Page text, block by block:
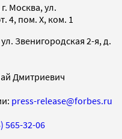
Москва, ул.
4, пом. X, ком. 1
Звенигородская 2-я, д.
Дмитриевич
press-release@forbes.ru
565-32-06